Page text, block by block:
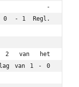
- 1  Regl.
2 van het
van 1 - 0